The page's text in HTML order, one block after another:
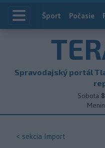
Index
Šport Počasie
Spravodajský portál
Sobota
< sekcia Import